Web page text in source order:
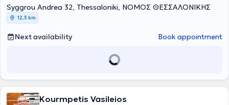
Syggrou Andrea 32, Thessaloniki, ΝΟΜΟΣ ΘΕΣΣΑΛΟΝΙΚΗΣ
12,3 km
Next availability Book appointment
Kourmpetis Vasileios